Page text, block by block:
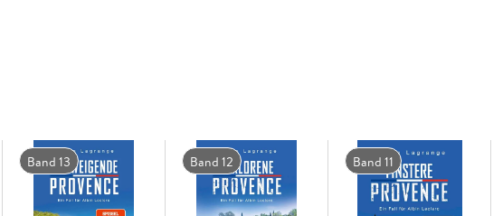
Band 13 Band 12 Band 11